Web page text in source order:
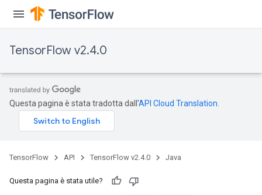
TensorFlow v2.4.0
Questa pagina è stata tradotta dall'API Cloud Translation
TensorFlow API TensorFlow v2.4.0 Java
Questa pagina è stata utile?